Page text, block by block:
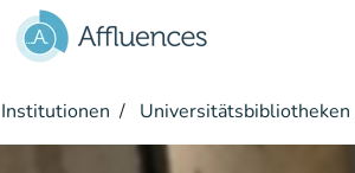
Institutionen Universitätsbibliotheken